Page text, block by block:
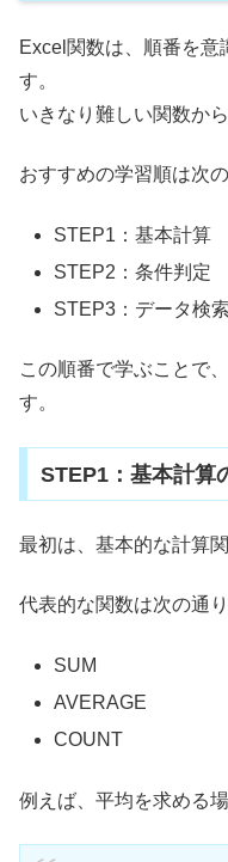
Excel関数は、順番を意
す。
いきなり難しい関数か
おすすめの学習順は次の
STEP1：基本計算
STEP2：条件判定
STEP3：データ検索
この順番で学ぶことで
す。
STEP1：基本計算
最初は、基本的な計算
代表的な関数は次の通り
SUM
AVERAGE
COUNT
例えば、平均を求める